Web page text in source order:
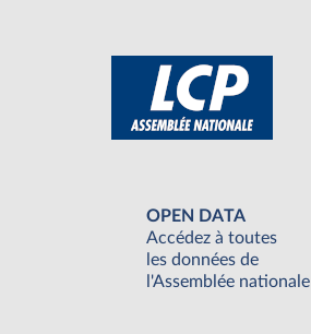
OPEN DATA
Accédez à toutes
les données de
l'Assemblée nationale